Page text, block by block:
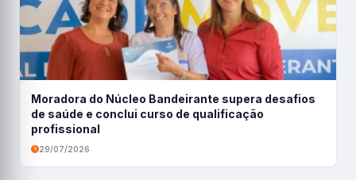
Moradora do Núcleo Bandeirante supera desafios
de saúde e conclui curso de qualificação
profissional
29/07/2026